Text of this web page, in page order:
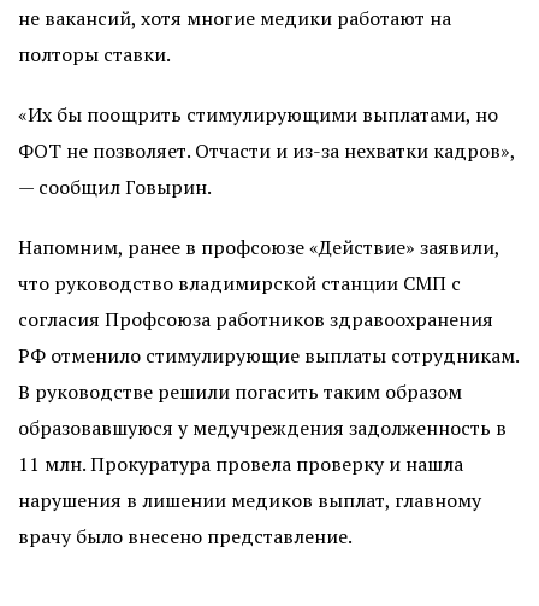
не вакансий, хотя многие медики работают на
полторы ставки.
«Их бы поощрить стимулирующими выплатами, но
ФОТ не позволяет. Отчасти и из-за нехватки кадров»,
— сообщил Говырин.
Напомним, ранее в профсоюзе «Действие» заявили,
что руководство владимирской станции СМП с
согласия Профсоюза работников здравоохранения
РФ отменило стимулирующие выплаты сотрудникам.
В руководстве решили погасить таким образом
образовавшуюся у медучреждения задолженность в
11 млн. Прокуратура провела проверку и нашла
нарушения в лишении медиков выплат, главному
врачу было внесено представление.